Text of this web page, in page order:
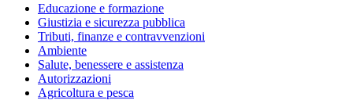
Educazione e formazione
Giustizia e sicurezza pubblica
Tributi, finanze e contravvenzioni
Ambiente
Salute, benessere e assistenza
Autorizzazioni
Agricoltura e pesca